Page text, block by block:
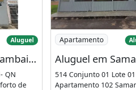
Samambaia - Qn 316
Aluguel
Aluguel - Samambaia - Qn 316
QN
de
Imagem: Aluguel em
Apartamento
514 Conjunto 01 Lote 01
Apartamento 102